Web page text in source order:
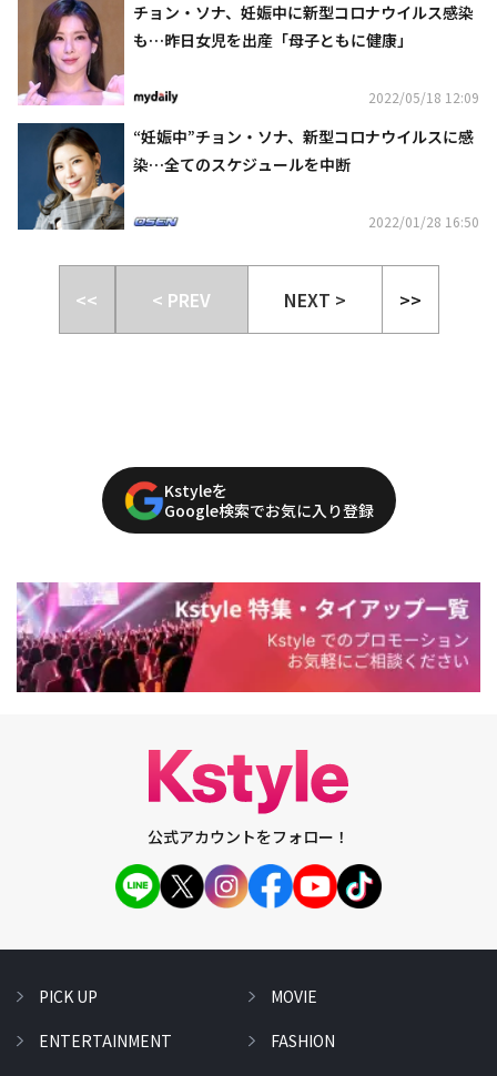
チョン・ソナ、妊娠中に新型コロナウイルス感染
も…昨日女児を出産「母子ともに健康」
2022/05/18 12:09
“妊娠中”チョン・ソナ、新型コロナウイルスに感
染…全てのスケジュールを中断
2022/01/28 16:50
<< < PREV NEXT > >>
Kstyleを
Google検索でお気に入り登録
公式アカウントをフォロー！
PICK UP
ENTERTAINMENT
MOVIE
FASHION